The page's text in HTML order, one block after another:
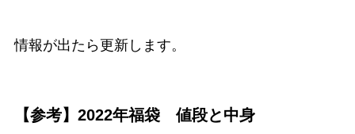
情報が出たら更新します。
【参考】2022年福袋 値段と中身